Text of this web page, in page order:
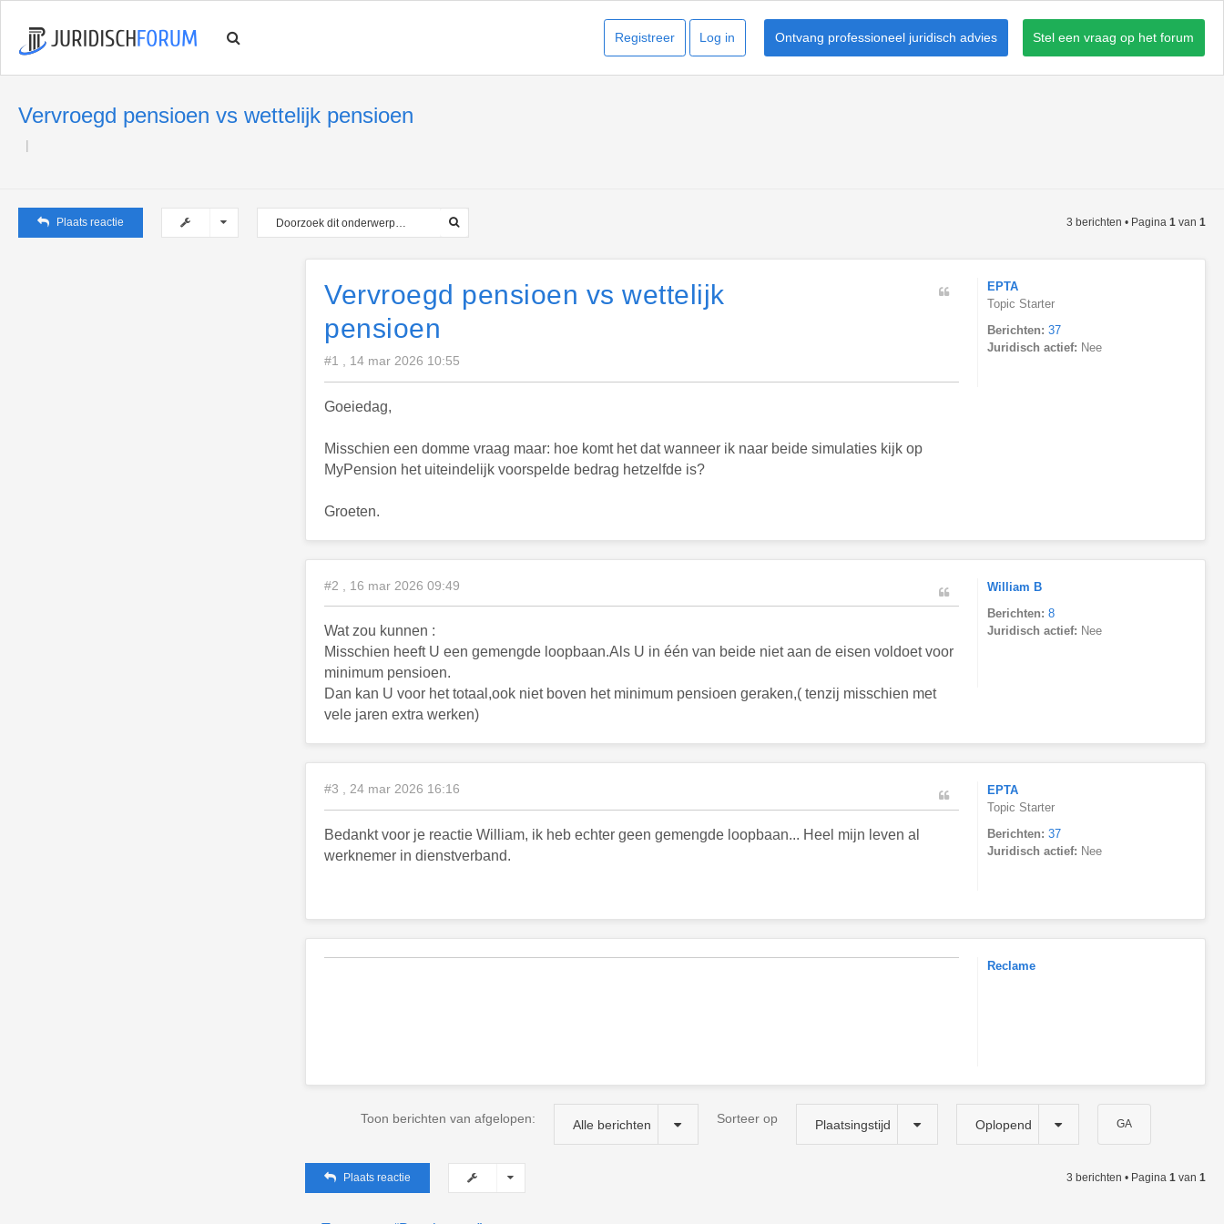
Stel een vraag op het forum
Ontvang professioneel juridisch advies
Log in
Registreer
Vervroegd pensioen vs wettelijk pensioen
Plaats reactie 3 berichten • Pagina 1 van 1
EPTA
Topic Starter
Berichten: 37
Juridisch actief: Nee
Vervroegd pensioen vs wettelijk
pensioen
#1 , 14 mar 2026 10:55
Goeiedag,
Misschien een domme vraag maar: hoe komt het dat wanneer ik naar beide simulaties kijk op
MyPension het uiteindelijk voorspelde bedrag hetzelfde is?
Groeten.
William B
Berichten: 8
Juridisch actief: Nee
#2 , 16 mar 2026 09:49
Wat zou kunnen :
Misschien heeft U een gemengde loopbaan.Als U in één van beide niet aan de eisen voldoet voor
minimum pensioen.
Dan kan U voor het totaal,ook niet boven het minimum pensioen geraken,( tenzij misschien met
vele jaren extra werken)
EPTA
Topic Starter
Berichten: 37
Juridisch actief: Nee
#3 , 24 mar 2026 16:16
Bedankt voor je reactie William, ik heb echter geen gemengde loopbaan... Heel mijn leven al
werknemer in dienstverband.
Reclame
Toon berichten van afgelopen: Alle berichten Sorteer op Plaatsingstijd Oplopend
Plaats reactie 3 berichten • Pagina 1 van 1